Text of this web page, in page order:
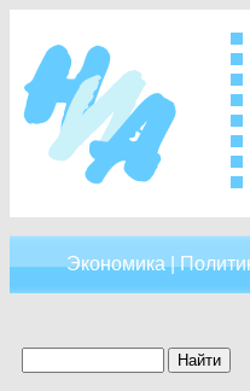
Экономика|